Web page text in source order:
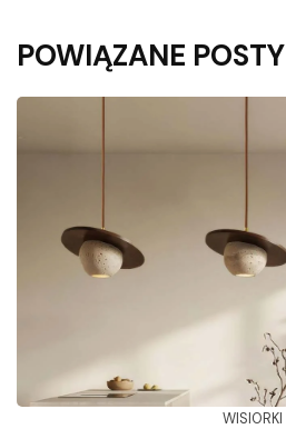
POWIĄZANE POSTY
WISIORKI